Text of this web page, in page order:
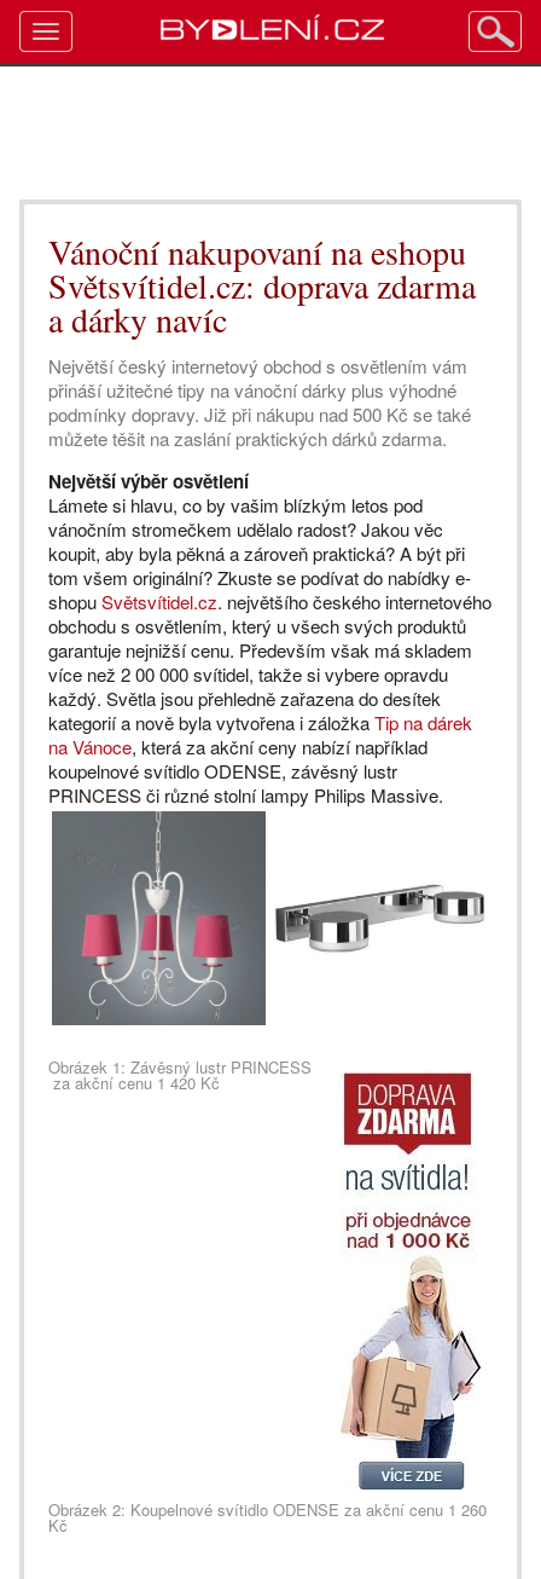
Vánoční nakupovaní na e­shopu
Svět­svítidel.cz: doprava zdarma
a dárky navíc
Největší český internetový obchod s osvětlením vám
přináší užitečné tipy na vánoční dárky plus výhodné
podmínky dopravy. Již při nákupu nad 500 Kč se také
můžete těšit na zaslání praktických dárků zdarma.
Největší výběr osvětlení
Lámete si hlavu, co by vašim blízkým letos pod
vánočním stromečkem udělalo radost? Jakou věc
koupit, aby byla pěkná a zároveň praktická? A být při
tom všem originální? Zkuste se podívat do nabídky e­
shopuSvět­svítidel.cz. největšího českého internetového
obchodu s osvětlením, který u všech svých produktů
garantuje nejnižší cenu. Především však má skladem
více než 2 00 000 svítidel, takže si vybere opravdu
každý. Světla jsou přehledně zařazena do desítek
kategorií a nově byla vytvořena i záložkaTip na dárek
na Vánoce, která za akční ceny nabízí například
koupelnové svítidlo ODENSE, závěsný lustr
PRINCESS či různé stolní lampy Philips Massive.
Obrázek 1: Závěsný lustr PRINCESS
za akční cenu 1 420 Kč
Obrázek 2: Koupelnové svítidlo ODENSE za akční cenu 1 260
Kč
Toggle
navigation